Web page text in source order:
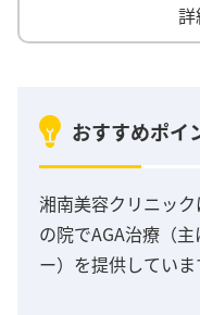
詳
おすすめポイ
湘南美容クリニッ
の院でAGA治療（
ー）を提供していま